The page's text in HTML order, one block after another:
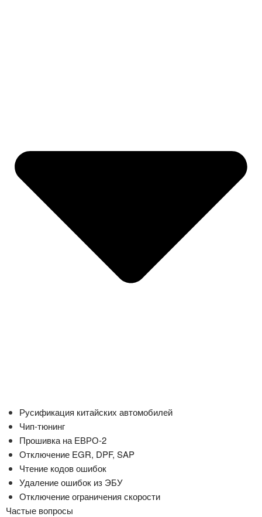
Русификация китайских автомобилей
Чип-тюнинг
Прошивка на ЕВРО-2
Отключение EGR, DPF, SAP
Чтение кодов ошибок
Удаление ошибок из ЭБУ
Отключение ограничения скорости
Частые вопросы